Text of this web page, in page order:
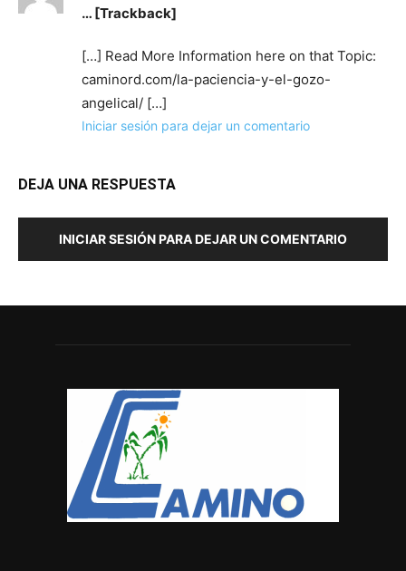
… [Trackback]
[…] Read More Information here on that Topic:
caminord.com/la-paciencia-y-el-gozo-
angelical/ […]
Iniciar sesión para dejar un comentario
DEJA UNA RESPUESTA
INICIAR SESIÓN PARA DEJAR UN COMENTARIO